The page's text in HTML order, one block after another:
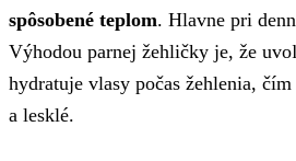
spôsobené teplom. Hlavne pri
Výhodou parnej žehličky je, že
hydratuje vlasy počas žehlenia,
a lesklé.